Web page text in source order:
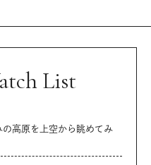
List
高原を上空から眺めてみ